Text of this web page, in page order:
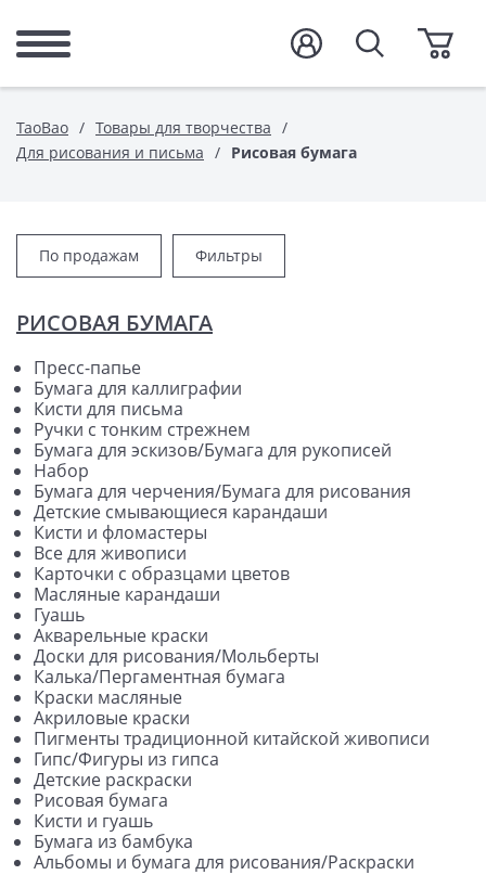
TaoBao
Товары для творчества
Для рисования и письма
Рисовая бумага
По продажам Фильтры
РИСОВАЯ БУМАГА
Пресс-папье
Бумага для каллиграфии
Кисти для письма
Ручки с тонким стрежнем
Бумага для эскизов/Бумага для рукописей
Набор
Бумага для черчения/Бумага для рисования
Детские смывающиеся карандаши
Кисти и фломастеры
Все для живописи
Карточки с образцами цветов
Масляные карандаши
Гуашь
Акварельные краски
Доски для рисования/Мольберты
Калька/Пергаментная бумага
Краски масляные
Акриловые краски
Пигменты традиционной китайской живописи
Гипс/Фигуры из гипса
Детские раскраски
Рисовая бумага
Кисти и гуашь
Бумага из бамбука
Альбомы и бумага для рисования/Раскраски